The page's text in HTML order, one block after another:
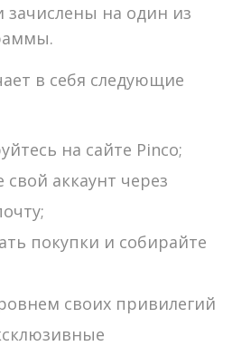
зачислены на один из
в себя следующие
на сайте Pinco;
аккаунт через
покупки и собирайте
своих привилегий